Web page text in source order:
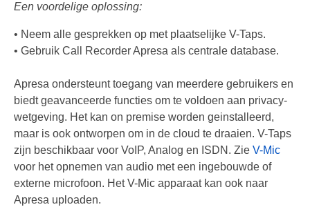
Nederland
België
Service en Support
Help
Software
Firmware
Een voordelige oplossing:
• Neem alle gesprekken op met plaatselijke V-Taps.
• Gebruik Call Recorder Apresa als centrale database.
Apresa ondersteunt toegang van meerdere gebruikers en
biedt geavanceerde functies om te voldoen aan privacy-
wetgeving. Het kan on premise worden geinstalleerd,
maar is ook ontworpen om in de cloud te draaien. V-Taps
zijn beschikbaar voor VoIP, Analog en ISDN. Zie V-Mic
voor het opnemen van audio met een ingebouwde of
externe microfoon. Het V-Mic apparaat kan ook naar
Apresa uploaden.